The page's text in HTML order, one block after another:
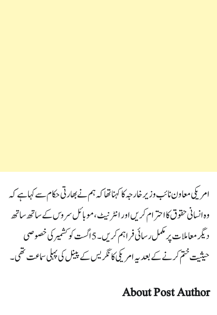
امریکی معاون نائب وزیرخارجہ کا کہنا تھا کہ ہم نے بھارتی حکام سے کہا ہے کہ
وہ انسانی حقوق کا احترام کریں اور انٹرنیٹ، موبائل سروس کے ساتھ ساتھ
دیگر معاملات پر مکمل رسائی فراہم کریں۔5 اگست کو کشمیر کی خصوصی
حیثیت ختم کرنے کے بعد یہ امریکی کانگریس کے پینل کی پہلی سماعت تھی۔
About Post Author